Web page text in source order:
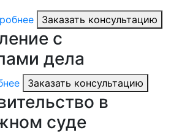
Заказать консультацию
с
дела
Заказать консультацию
в
суде